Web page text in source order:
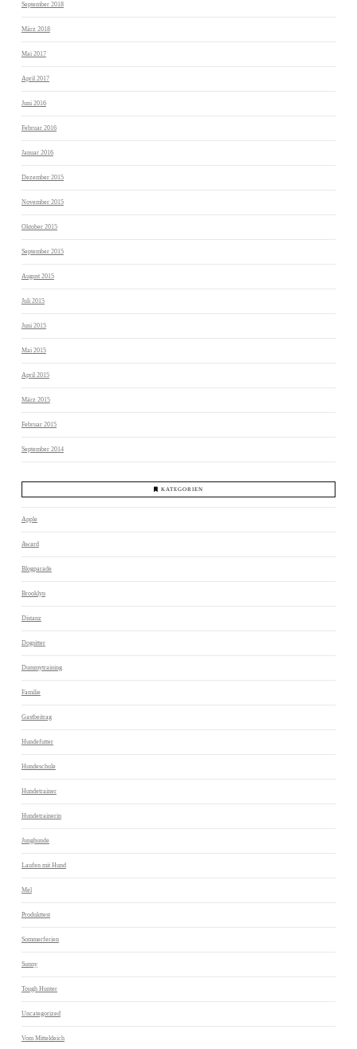
September 2018
März 2018
Mai 2017
April 2017
Juni 2016
Februar 2016
Januar 2016
Dezember 2015
November 2015
Oktober 2015
September 2015
August 2015
Juli 2015
Juni 2015
Mai 2015
April 2015
März 2015
Februar 2015
September 2014
KATEGORIEN
Apple
Award
Blogparade
Brooklyn
Distanz
Dogsitter
Dummytraining
Familie
Gastbeitrag
Hundefutter
Hundeschule
Hundetrainer
Hundetrainerin
Junghunde
Laufen mit Hund
Mel
Produkttest
Sommerferien
Sunny
Tough Hunter
Uncategorized
Vom Mitteldeich